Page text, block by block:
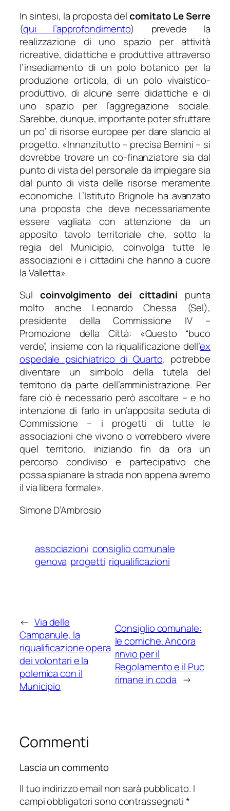
In sintesi, la proposta delcomitato Le Serre
(qui l’approfondimento) prevede la
realizzazione di uno spazio per attività
ricreative, didattiche e produttive attraverso
l’insediamento di un polo botanico per la
produzione orticola, di un polo vivaistico-
produttivo, di alcune serre didattiche e di
uno spazio per l’aggregazione sociale.
Sarebbe, dunque, importante poter sfruttare
un po’ di risorse europee per dare slancio al
progetto. «Innanzitutto – precisa Bernini – si
dovrebbe trovare un co-finanziatore sia dal
punto di vista del personale da impiegare sia
dal punto di vista delle risorse meramente
economiche. L’Istituto Brignole ha avanzato
una proposta che deve necessariamente
essere vagliata con attenzione da un
apposito tavolo territoriale che, sotto la
regia del Municipio, coinvolga tutte le
associazioni e i cittadini che hanno a cuore
la Valletta».
Sulcoinvolgimento dei cittadini punta
molto anche Leonardo Chessa (Sel),
presidente della Commissione IV –
Promozione della Città: «Questo “buco
verde”, insieme con la riqualificazione dell’ex
ospedale psichiatrico di Quarto, potrebbe
diventare un simbolo della tutela del
territorio da parte dell’amministrazione. Per
fare ciò è necessario però ascoltare – e ho
intenzione di farlo in un’apposita seduta di
Commissione – i progetti di tutte le
associazioni che vivono o vorrebbero vivere
quel territorio, iniziando fin da ora un
percorso condiviso e partecipativo che
possa spianare la strada non appena avremo
il via libera formale».
Simone D’Ambrosio
associazioni consiglio comunale
genova progetti riqualificazioni
← Via delle
Campanule, la
riqualificazione opera
dei volontari e la
polemica con il
Municipio
Consiglio comunale:
le comiche. Ancora
rinvio per il
Regolamento e il Puc
rimane in coda →
Commenti
Lascia un commento
Il tuo indirizzo email non sarà pubblicato. I
campi obbligatori sono contrassegnati*